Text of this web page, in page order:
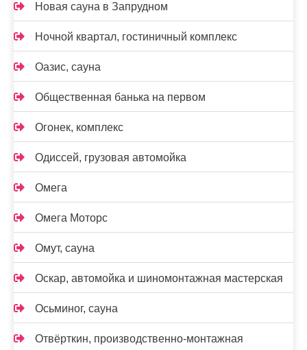
Новая сауна в Запрудном
Ночной квартал, гостиничный комплекс
Оазис, сауна
Общественная банька на первом
Огонек, комплекс
Одиссей, грузовая автомойка
Омега
Омега Моторс
Омут, сауна
Оскар, автомойка и шиномонтажная мастерская
Осьминог, сауна
Отвёрткин, производственно-монтажная